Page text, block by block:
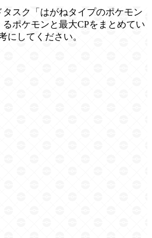
スク「はがねタイプのポケモン
ポケモンと最大CPをまとめてい
にしてください。